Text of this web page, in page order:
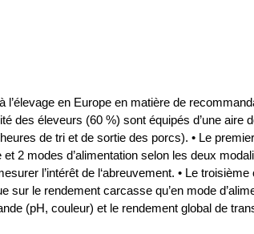
en Europe en matière de
des éleveurs (60 %) sont équipés d’une
de tri et de sortie des porcs). • Le
2 modes d’alimentation selon les deux
l’intérêt de l‘abreuvement. • Le
sur le rendement carcasse qu’en mode
(pH, couleur) et le rendement global de